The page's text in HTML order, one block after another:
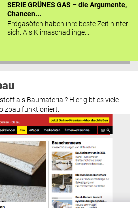
SERIE GRÜNES GAS – die Argumente,
Chancen...
Erdgasöfen haben ihre beste Zeit hinter
sich. Als Klimaschädlinge...
als Baumaterial? Hier gibt es viele
funktioniert.